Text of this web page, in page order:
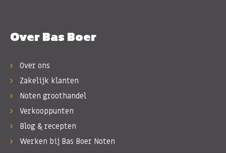
Over Bas Boer
Over ons
Zakelijk klanten
Noten groothandel
Verkooppunten
Blog & recepten
Werken bij Bas Boer Noten